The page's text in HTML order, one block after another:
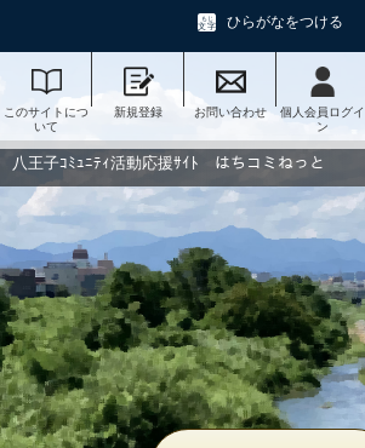
ひらがなをつける
このサイトにつ
いて
新規登録 お問い合わせ
個人会員ログイ
ン
八王子ｺﾐｭﾆﾃｨ活動応援ｻｲﾄ はちコミねっと